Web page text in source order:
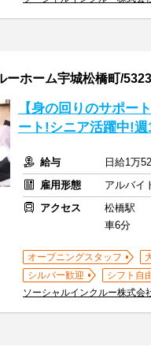
ーホーム宇城松橋町/
【身の回りのサポー
ート!シニア活躍中!週
給与
日給1万
雇用形態
アルバイ
アクセス
松橋駅
車6分
オープニングスタッフ
シルバー歓迎
シフト自
ソーシャルインクルー株式会